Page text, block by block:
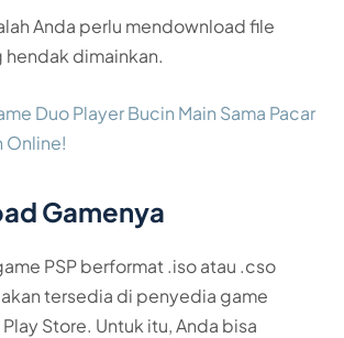
Anda perlu mendownload file
hendak dimainkan.
Duo Player Bucin Main Sama Pacar
Online!
Gamenya
PSP berformat .iso atau .cso
tersedia di penyedia game
Store. Untuk itu, Anda bisa